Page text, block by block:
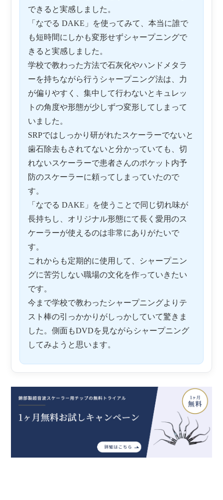
できると実感しました。
「なでる DAKE」を使ってみて、本当に誰で
も短時間にしかも変形せずシャープニングで
きると実感しました。
学校で教わった方法で石灰化やハンドメタラ
ーを持ちながら行うシャープニング法は、力
が偏りやすく、集中して行わないとキュレッ
トの角度や形態が少しずつ変形してしまって
いました。
SRPではしっかり研がれたスケーラーでないと
歯石除去もされてないと分かっていても、切
れないスケーラーで患者さんのポケット内予
防のスケーラーに頼ってしまっていたので
す。
「なでる DAKE」を使うことで同じ切れ味が
長持ちし、オリジナル形態にて長く愛用のス
ケーラーが使えるのは非常にありがたいで
す。
これからも定期的に使用して、シャープニン
グに苦労しない職場の文化を作っていきたい
です。
今まで学校で教わったシャープニングよりテ
スト棒の引っかかりがしっかしていて驚きま
した。側面もDVDを見ながらシャープニング
してみようと思います。